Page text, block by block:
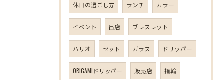
休日の過ごし方 ランチ カラー
イベント 出店 ブレスレット
ハリオ セット ガラス ドリッパー
ORIGAMIドリッパー 販売店 指輪